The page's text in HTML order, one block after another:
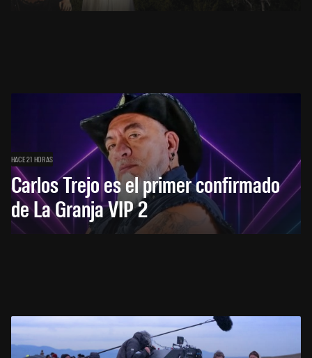
HACE 21 HORAS
Carlos Trejo es el primer confirmado
de La Granja VIP 2